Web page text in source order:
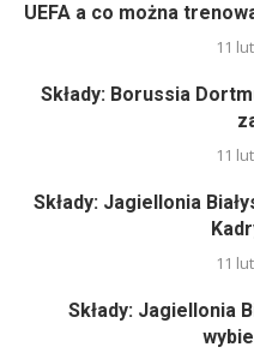
UEFA a co można
11
Składy: Borussia
11
Składy: Jagiellonia
11
Składy: Jagiellonia